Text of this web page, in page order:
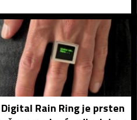
Digital Rain Ring je prsten